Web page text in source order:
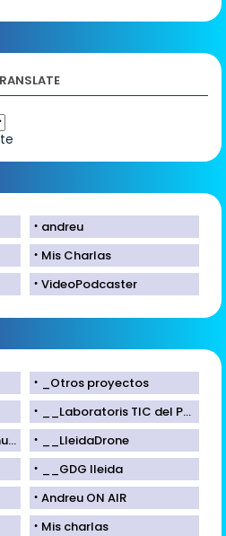
andreu
Mis Charlas
VideoPodcaster
_Otros proyectos
__Laboratoris TIC del Parc Científic de Lleida
__LleidaDrone
__GDG lleida
Andreu ON AIR
Mis charlas